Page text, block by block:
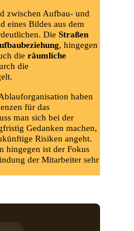
zwischen Aufbau- und
eines Bildes aus dem
Die Straßen
, hingegen
die räumliche
die
haben
für das
man sich bei der
Gedanken machen,
Risiken angeht.
hingegen ist der Fokus
der Mitarbeiter sehr